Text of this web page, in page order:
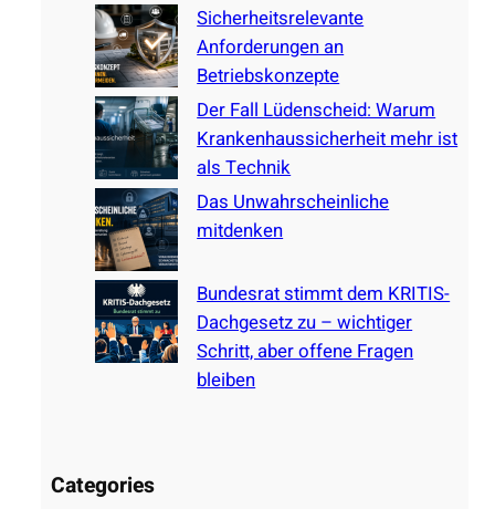
Sicherheitsrelevante
Anforderungen an
Betriebskonzepte
Der Fall Lüdenscheid: Warum
Krankenhaussicherheit mehr ist
als Technik
Das Unwahrscheinliche
mitdenken
Bundesrat stimmt dem KRITIS-
Dachgesetz zu – wichtiger
Schritt, aber offene Fragen
bleiben
Categories